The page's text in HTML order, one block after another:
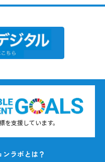
支援しています。
ラボとは？